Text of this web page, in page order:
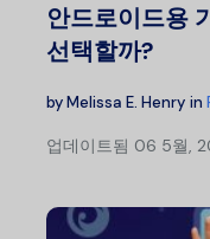
안드로이드용
선택할까?
byMelissa E. Henry in
업데이트됨 06 5월,